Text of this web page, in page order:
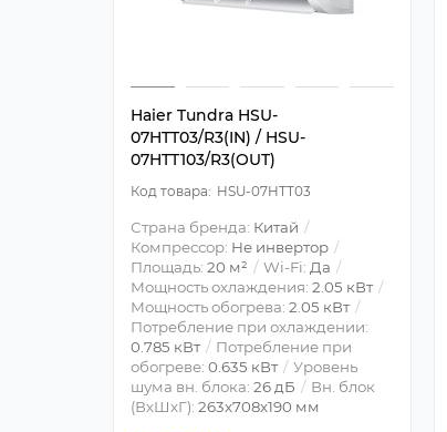
Haier Tundra HSU-
07HTT03/R3(IN) / HSU-
07HTT103/R3(OUT)
HSU-07HTT03
Страна бренда: Китай
Компрессор: Не инвертор
Площадь: 20 м² Wi-Fi: Да
Мощность охлаждения: 2.05 кВт
Мощность обогрева: 2.05 кВт
Потребление при охлаждении:
0.785 кВт
Потребление при
обогреве: 0.635 кВт
Уровень
шума вн. блока: 26 дБ
Вн. блок
(ВхШхГ): 263x708x190 мм